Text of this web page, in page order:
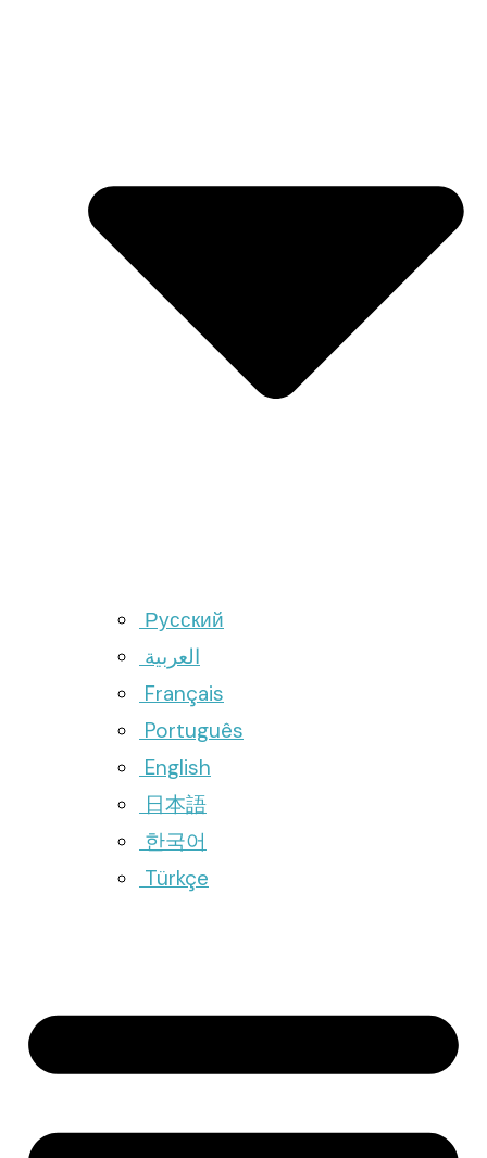
Русский
العربية
Français
Português
English
日本語
한국어
Türkçe